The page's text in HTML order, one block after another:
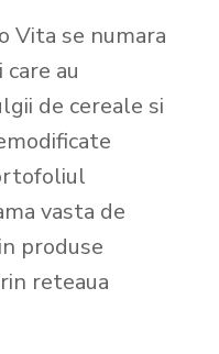
Vita se numara
au
de cereale si
vasta de
produse
reteaua